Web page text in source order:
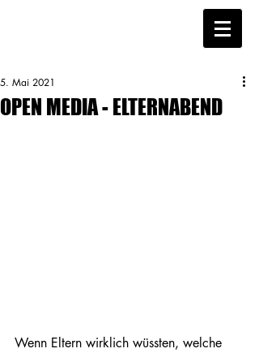
OPEN MEDIA - ELTERNABEND
5. Mai 2021
Wenn Eltern wirklich wüssten, welche